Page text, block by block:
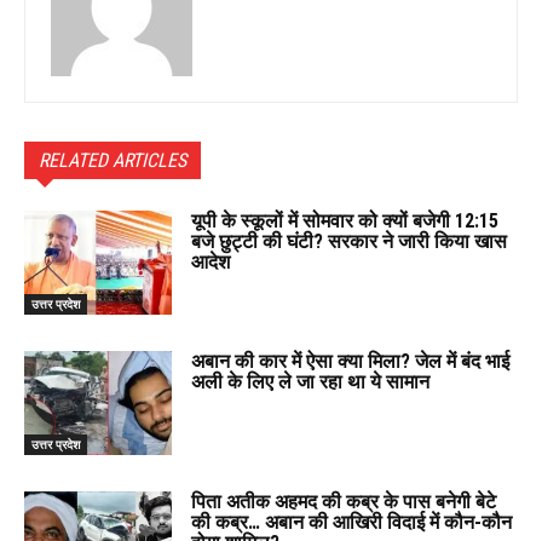
RELATED ARTICLES
उत्तर प्रदेश
यूपी के स्कूलों में सोमवार को क्यों बजेगी 12:15
बजे छुट्टी की घंटी? सरकार ने जारी किया खास
आदेश
उत्तर प्रदेश
अबान की कार में ऐसा क्या मिला? जेल में बंद भाई
अली के लिए ले जा रहा था ये सामान
पिता अतीक अहमद की कब्र के पास बनेगी बेटे
की कब्र… अबान की आखिरी विदाई में कौन-कौन